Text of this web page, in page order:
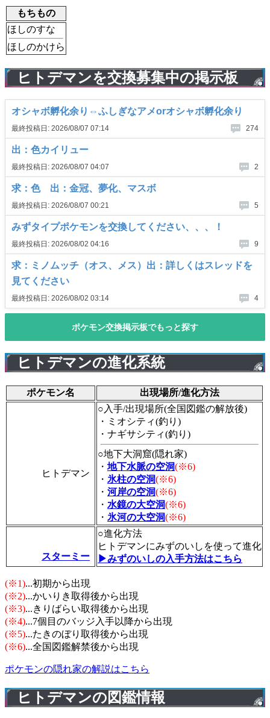
もちもの
ほしのすな
ほしのかけら
ヒトデマンを交換募集中の掲示板
ヒトデマンの進化系統
ポケモン名 出現場所/進化方法
ヒトデマン
○入手/出現場所(全国図鑑の解放後)
・ミオシティ(釣り)
・ナギサシティ(釣り)
○地下大洞窟(隠れ家)
・ 地下水脈の空洞(※6)
・ 氷柱の空洞(※6)
・ 河岸の空洞(※6)
・ 水鏡の大空洞(※6)
・ 氷河の大空洞(※6)
スターミー
○進化方法
ヒトデマンにみずのいしを使って進化
▶みずのいしの入手方法はこちら
(※1)...初期から出現
(※2)...かいりき取得後から出現
(※3)...きりばらい取得後から出現
(※4)...7個目のバッジ入手以降から出現
(※5)...たきのぼり取得後から出現
(※6)...全国図鑑解禁後から出現
ポケモンの隠れ家の解説はこちら
ヒトデマンの図鑑情報